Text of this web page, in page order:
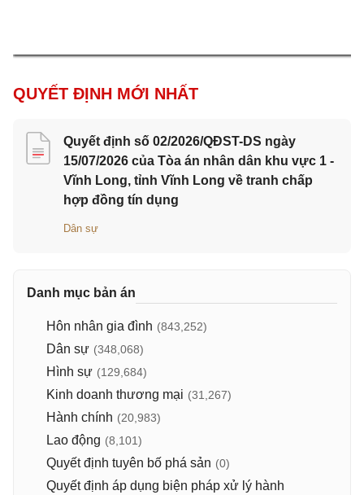
QUYẾT ĐỊNH MỚI NHẤT
Quyết định số 02/2026/QĐST-DS ngày
15/07/2026 của Tòa án nhân dân khu vực 1 -
Vĩnh Long, tỉnh Vĩnh Long về tranh chấp
hợp đồng tín dụng
Dân sự
Danh mục bản án
Hôn nhân gia đình (843,252)
Dân sự (348,068)
Hình sự (129,684)
Kinh doanh thương mại (31,267)
Hành chính (20,983)
Lao động (8,101)
Quyết định tuyên bố phá sản (0)
Quyết định áp dụng biện pháp xử lý hành